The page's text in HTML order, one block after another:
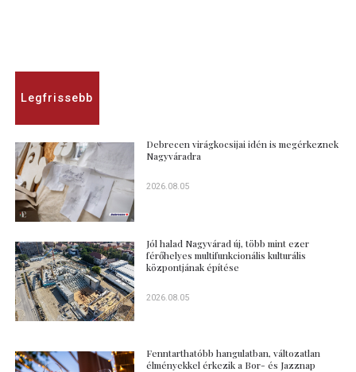
Legfrissebb
Debrecen virágkocsijai idén is megérkeznek
Nagyváradra
2026.08.05
Jól halad Nagyvárad új, több mint ezer
férőhelyes multifunkcionális kulturális
központjának építése
2026.08.05
Fenntarthatóbb hangulatban, változatlan
élményekkel érkezik a Bor- és Jazznap